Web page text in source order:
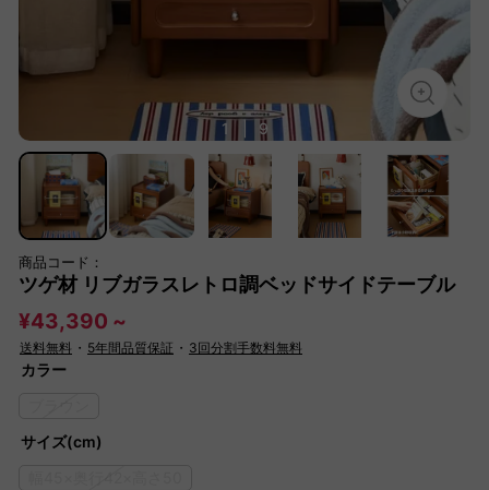
1 9
商品コード：
ツゲ材 リブガラスレトロ調ベッドサイドテーブル
¥43,390 ~
送料無料 ・ 5年間品質保証 ・ 3回分割手数料無料
カラー
サイズ(cm)